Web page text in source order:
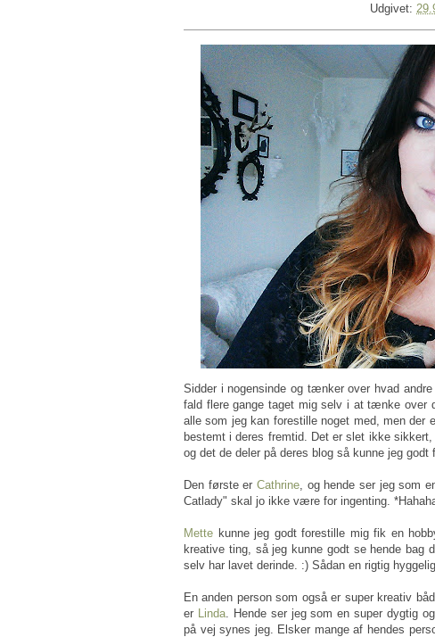
Udgivet:
Sidder i nogensinde og tænker over hvad
fald flere gange taget mig selv i at tænke over
alle som jeg kan forestille noget med, men
bestemt i deres fremtid. Det er slet ikke
og det de deler på deres blog så kunne jeg
Den første er Cathrine , og hende ser jeg som
Catlady" skal jo ikke være for ingenting.
Mette kunne jeg godt forestille mig fik en
kreative ting, så jeg kunne godt se hende bag
selv har lavet derinde. :) Sådan en rigtig
En anden person som også er super kreativ
er Linda. Hende ser jeg som en super dygtig
på vej synes jeg. Elsker mange af hendes